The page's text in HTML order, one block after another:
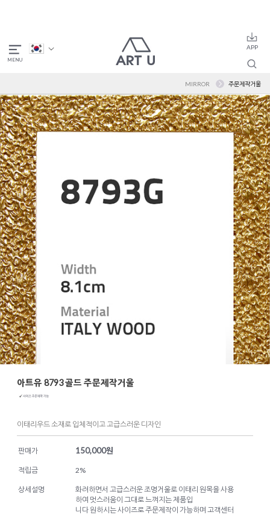
MIRROR 주문제작거울
아트유 8793 골드 주문제작거울
이태리우드 소재로 입체적이고 고급스러운 디자인
판매가 150,000원
적립금 2%
상세설명
화려하면서 고급스러운 조명거울로 이태리 원목을 사용
하여 멋스러움이 그대로 느껴지는 제품입
니다 원하시는 사이즈로 주문제작이 가능하며 고객센터